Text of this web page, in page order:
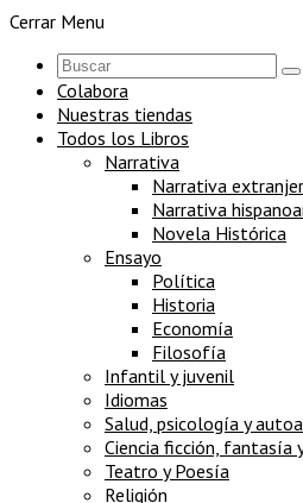
Cerrar Menu
Colabora
Nuestras tiendas
Todos los Libros
Narrativa
Narrativa
Narrativa
Novela Histórica
Ensayo
Política
Historia
Economía
Filosofía
Infantil y juvenil
Idiomas
Salud, psicología y
Ciencia ficción, fantasía
Teatro y Poesía
Religión